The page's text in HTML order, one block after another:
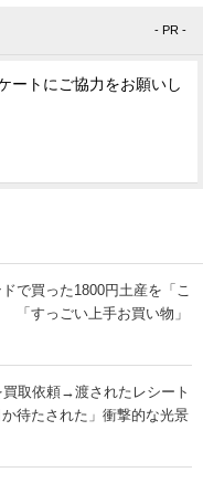
- PR -
ートにご協力をお願いし
で買った1800円土産を「こ
「すっごい上手お買い物」
取依頼→渡されたレシート
たされた」衝撃的な光景